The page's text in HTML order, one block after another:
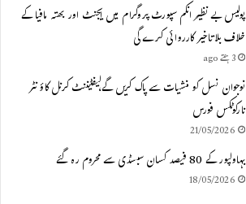
پولیس بے نظیر انکم سپورٹ پروگرام میں ایجنٹ اور بھتہ مافیا کے
خلاف بلاتاخیر کارروائی کرے گی
3 ہفتے ago
نوجوان نسل کو منشیات سے پاک کریں گے،لیفٹیننٹ کرنل کاؤنٹر
نارکوٹکس فورس
21/05/2026
بہاولپور کے 80 فیصد کسان سبسڈی سے محروم رہ گئے
18/05/2026